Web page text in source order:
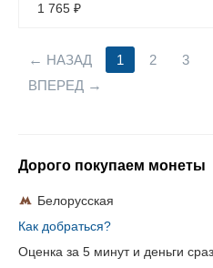
1 765 ₽
НАЗАД 1 2 3
ВПЕРЕД
Дорого покупаем монеты
Белорусская
Как добраться?
Оценка за 5 минут и деньги